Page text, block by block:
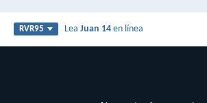
RVR95 LeaJuan 14 en línea